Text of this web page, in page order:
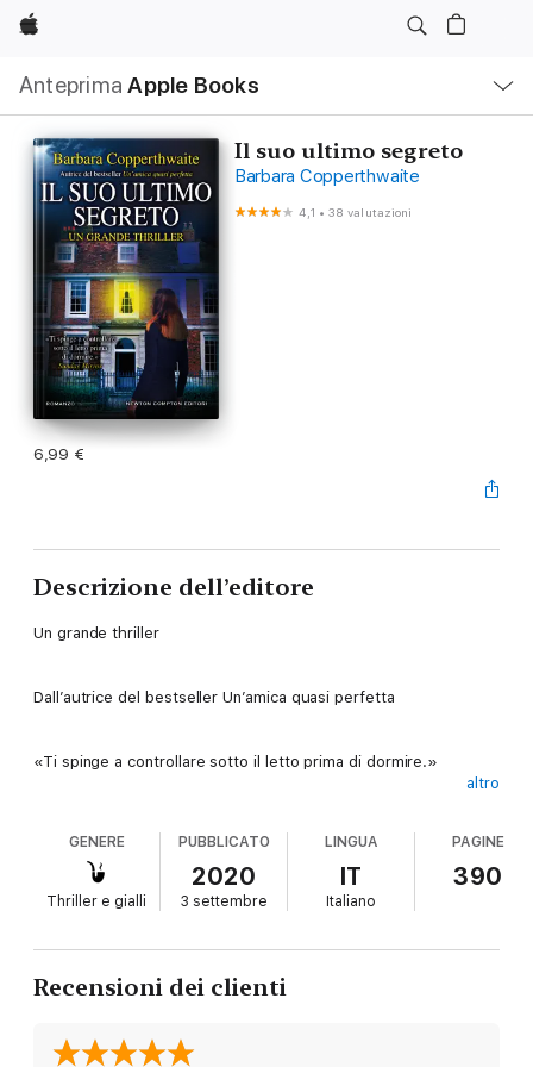
Apple
Anteprima Apple Books
locale
Apri
Menu
Il suo ultimo segreto
Barbara Copperthwaite
4,1 •38 valutazioni
6,99 €
Descrizione dell’editore
Un grande thriller
Dall’autrice del bestseller Un’amica quasi perfetta
«Ti spinge a controllare sotto il letto prima di dormire.»
Visti da fuori, i Thomas sembrano una famiglia perfetta. Ben è
un imprenditore di successo, un lavoratore instancabile e un
bravo padre; Dominique è una casalinga e una madre
piccola, sono il ritratto della bellezza. Ma la realtà dietro questa
facciata splendente è ben diversa. Ben è intrappolato in una
rete di inganni da cui non riesce a uscire. Dominique è ormai
Ruby vive nel costante terrore del cyberbullismo. La loro vita è
un fragile castello costruito sulle menzogne. Ma i segreti più
altro
GENERE
Thriller e gialli
PUBBLICATO
2020
3 settembre
LINGUA
IT
Italiano
PAGINE
390
Recensioni dei clienti